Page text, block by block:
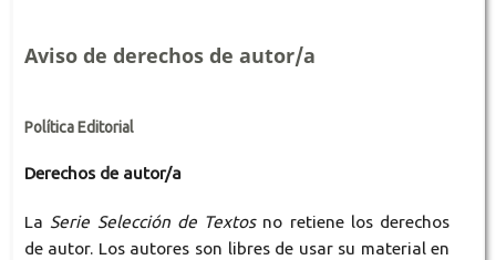
Aviso de derechos de autor/a
Política Editorial
Derechos de autor/a
La Serie Selección de Textosno retiene los derechos
de autor. Los autores son libres de usar su material en